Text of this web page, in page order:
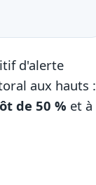
d'alerte
aux hauts :
de 50 % et à